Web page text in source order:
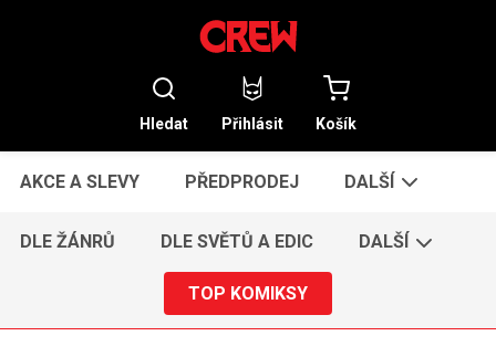
Hledat Přihlásit Košík
AKCE A SLEVY PŘEDPRODEJ DALŠÍ
DLE ŽÁNRŮ DLE SVĚTŮ A EDIC DALŠÍ
TOP KOMIKSY